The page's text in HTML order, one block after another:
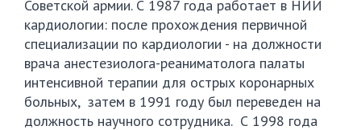
Советской армии. С 1987 года работает в НИИ
кардиологии: после прохождения первичной
специализации по кардиологии - на должности
врача анестезиолога-реаниматолога палаты
интенсивной терапии для острых коронарных
больных, затем в 1991 году был переведен на
должность научного сотрудника. С 1998 года